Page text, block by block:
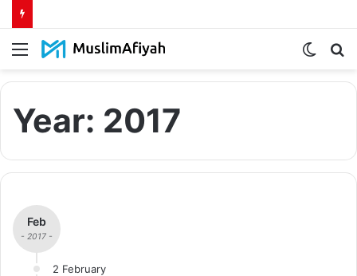
Menu
Switch
Year: 2017
Feb
- 2017 -
2 February